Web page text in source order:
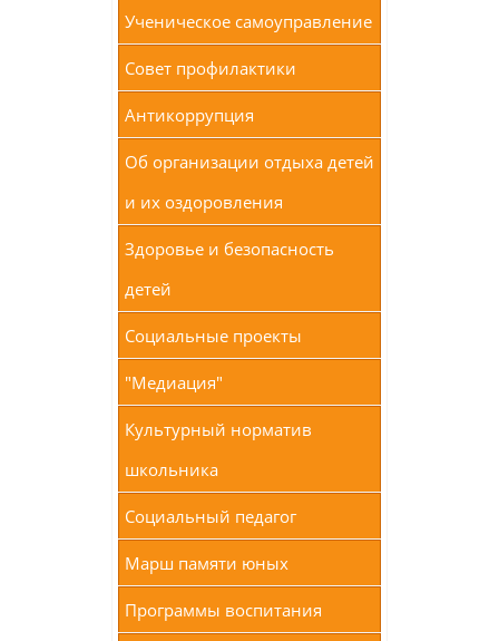
Ученическое самоуправление
Совет профилактики
Антикоррупция
Об организации отдыха детей
и их оздоровления
Здоровье и безопасность
детей
Социальные проекты
"Медиация"
Культурный норматив
школьника
Социальный педагог
Марш памяти юных
Программы воспитания